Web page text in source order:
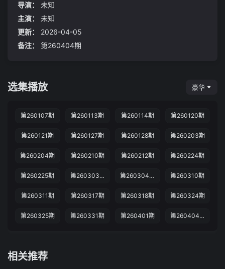
导演：
未知
主演：
未知
更新：
2026-04-05
备注：
第260404期
选集播放 豪华
第260107期 第260113期 第260114期 第260120期
第260121期 第260127期 第260128期 第260203期
第260204期 第260210期 第260212期 第260224期
第260225期 第260303期 第260304期 第260310期
第260311期 第260317期 第260318期 第260324期
第260325期 第260331期 第260401期 第260404期
相关推荐